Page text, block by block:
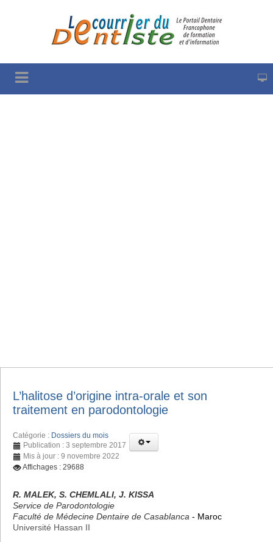
L’halitose d’origine intra-orale et son
traitement en parodontologie
Catégorie : Dossiers du mois
Publication : 3 septembre 2017
Mis à jour : 9 novembre 2022
Affichages : 29688
R. MALEK, S. CHEMLALI, J. KISSA
Service de Parodontologie
Faculté de Médecine Dentaire de Casablanca - Maroc
Université Hassan II